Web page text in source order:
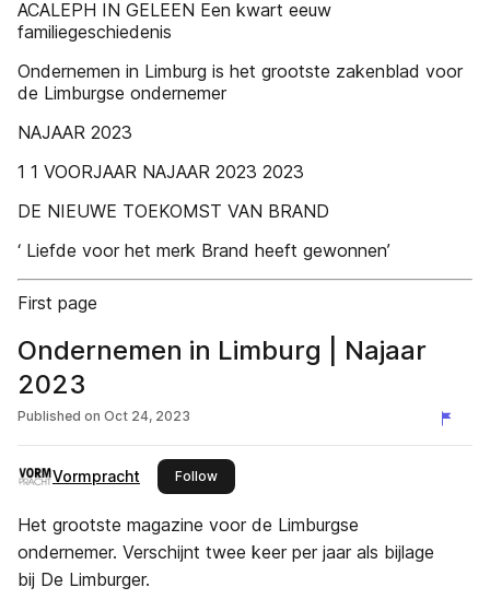
ACALEPH IN GELEEN Een kwart eeuw
familiegeschiedenis
Ondernemen in Limburg is het grootste zakenblad voor
de Limburgse ondernemer
NAJAAR 2023
1 1 VOORJAAR NAJAAR 2023 2023
DE NIEUWE TOEKOMST VAN BRAND
‘ Liefde voor het merk Brand heeft gewonnen’
First page
Ondernemen in Limburg | Najaar
2023
Published on Oct 24, 2023
Vormpracht Followthis publisher
Het grootste magazine voor de Limburgse
ondernemer. Verschijnt twee keer per jaar als bijlage
bij De Limburger.